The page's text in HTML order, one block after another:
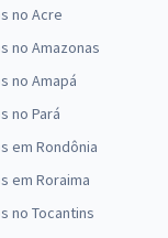
no Acre
no Amazonas
no Amapá
no Pará
em Rondônia
em Roraima
no Tocantins